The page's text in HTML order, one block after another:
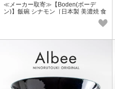
≪メーカー取寄≫【Boden(ボーデ
ン)】飯碗 シナモン［日本製 美濃焼 食